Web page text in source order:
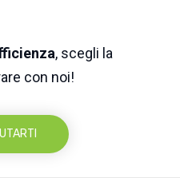
, scegli la
con noi!